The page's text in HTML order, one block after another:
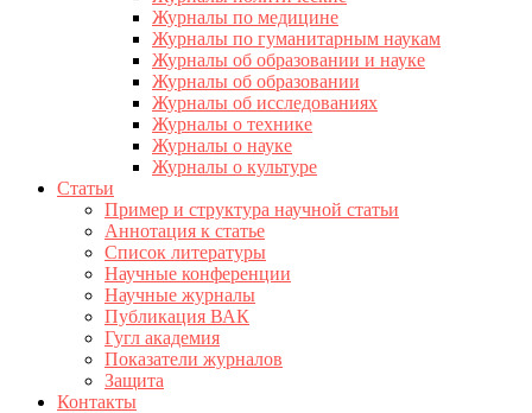
Журналы по медицине
Журналы по гуманитарным наукам
Журналы об образовании и науке
Журналы об образовании
Журналы об исследованиях
Журналы о технике
Журналы о науке
Журналы о культуре
Статьи
Пример и структура научной статьи
Аннотация к статье
Список литературы
Научные конференции
Научные журналы
Публикация ВАК
Гугл академия
Показатели журналов
Защита
Контакты